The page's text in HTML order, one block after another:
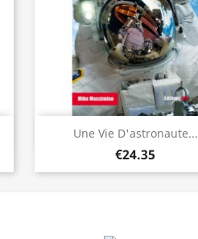
Une Vie D'astronaute...
€24.35
Quick view